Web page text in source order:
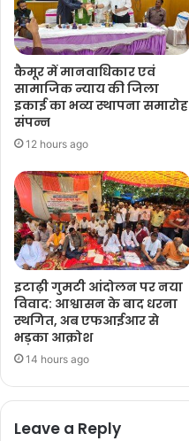
कैमूर में मानवाधिकार एवं
सामाजिक न्याय की जिला
इकाई का भव्य स्थापना समारोह
संपन्न
12 hours ago
इटाढ़ी गुमटी आंदोलन पर नया
विवाद: आश्वासन के बाद धरना
स्थगित, अब एफआईआर से
भड़का आक्रोश
14 hours ago
Leave a Reply